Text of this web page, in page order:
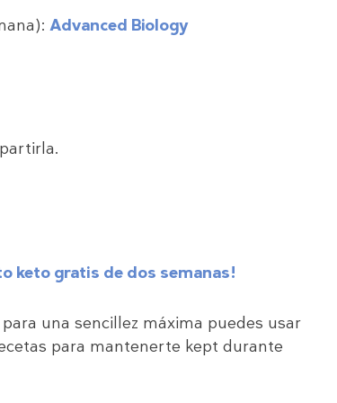
Advanced Biology
keto gratis de dos semanas!
para una sencillez máxima puedes usar
para mantenerte kept durante